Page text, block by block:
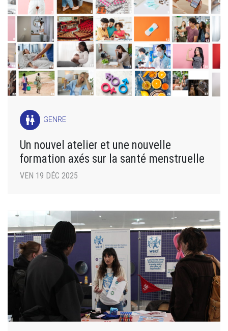
wc GENRE
Un nouvel atelier et une nouvelle
formation axés sur la santé menstruelle
VEN 19 DÉC 2025